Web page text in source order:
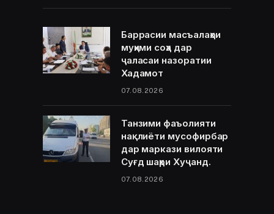
Баррасии масъалаҳои
муҳими соҳа дар
ҷаласаи назоратии
Хадамот
07.08.2026
Танзими фаъолияти
нақлиёти мусофирбар
дар маркази вилояти
Суғд шаҳри Хуҷанд.
07.08.2026